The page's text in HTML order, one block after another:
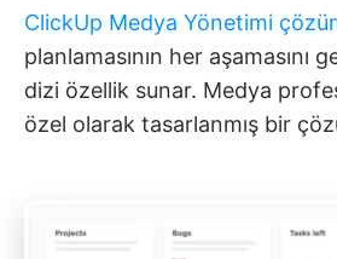
ClickUp Medya Yönetimi
planlamasının her aşamasını
dizi özellik sunar. Medya
özel olarak tasarlanmış bir